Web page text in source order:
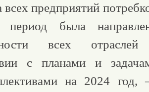
предприятий
период была
всех
с планами и
на 2024 год,